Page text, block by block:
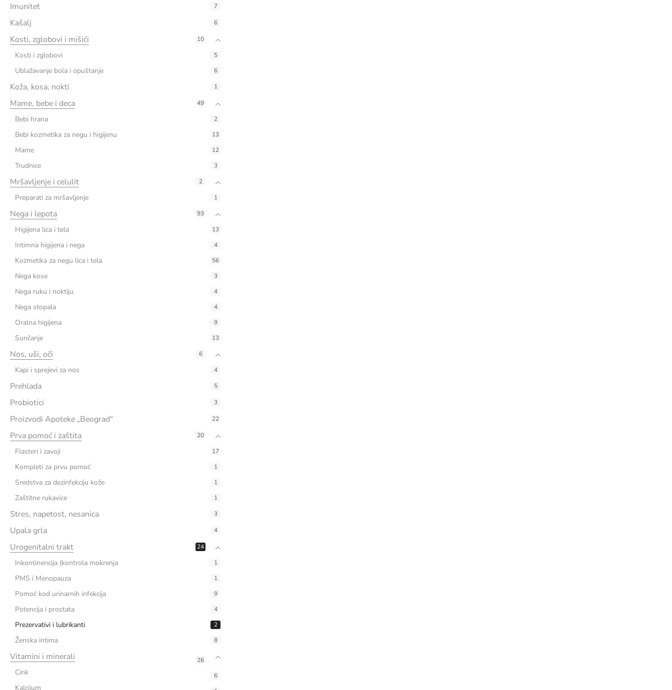
Imunitet 7
Kašalj 6
Kosti, zglobovi i mišići 10
Kosti i zglobovi 5
Ublažavanje bola i opuštanje 6
Koža, kosa, nokti 1
Mame, bebe i deca 49
Bebi hrana 2
Bebi kozmetika za negu i higijenu 13
Mame 12
Trudnice 3
Mršavljenje i celulit 2
Preparati za mršavljenje 1
Nega i lepota 93
Higijena lica i tela 13
Intimna higijena i nega 4
Kozmetika za negu lica i tela 56
Nega kose 3
Nega ruku i noktiju 4
Nega stopala 4
Oralna higijena 9
Sunčanje 13
Nos, uši, oči 6
Kapi i sprejevi za nos 4
Prehlada 5
Probiotici 3
Proizvodi Apoteke „Beograd“ 22
Prva pomoć i zaštita 20
Flasteri i zavoji 17
Kompleti za prvu pomoć 1
Sredstva za dezinfekciju kože 1
Zaštitne rukavice 1
Stres, napetost, nesanica 3
Upala grla 4
Urogenitalni trakt 24
Inkontinencija (kontrola mokrenja 1
PMS i Menopauza 1
Pomoć kod urinarnih infekcija 9
Potencija i prostata 4
Prezervativi i lubrikanti 2
Ženska intima 8
Vitamini i minerali 26
Cink 6
Kalcijum